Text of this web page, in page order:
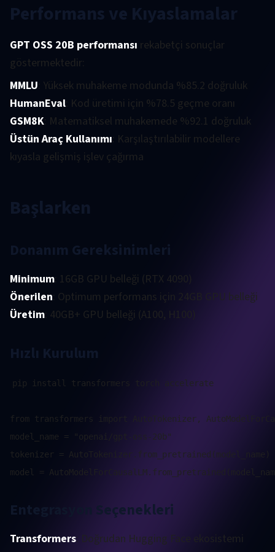
Performans ve Kıyaslamalar
GPT OSS 20B performansı rekabetçi sonuçlar
göstermektedir:
MMLU: Yüksek muhakeme modunda %85.2 doğruluk
HumanEval: Kod üretimi için %78.5 geçme oranı
GSM8K: Matematiksel muhakemede %92.1 doğruluk
Üstün Araç Kullanımı: Karşılaştırılabilir modellere
kıyasla gelişmiş işlev çağırma
Başlarken
Donanım Gereksinimleri
Minimum: 16GB GPU belleği (RTX 4090)
Önerilen: Optimum performans için 24GB GPU belleği
Üretim: 40GB+ GPU belleği (A100, H100)
Hızlı Kurulum
pip install transformers torch accelerate
from transformers import AutoTokenizer,
model_name = "openai/gpt-oss-20b"
tokenizer = AutoTokenizer.from_pretrained(model_name)
Entegrasyon Seçenekleri
Transformers : Doğrudan Hugging Face ekosistemi